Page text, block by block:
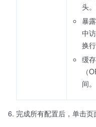
头
暴
中
换行
缓
（
间。
完成所有配置后，单击页